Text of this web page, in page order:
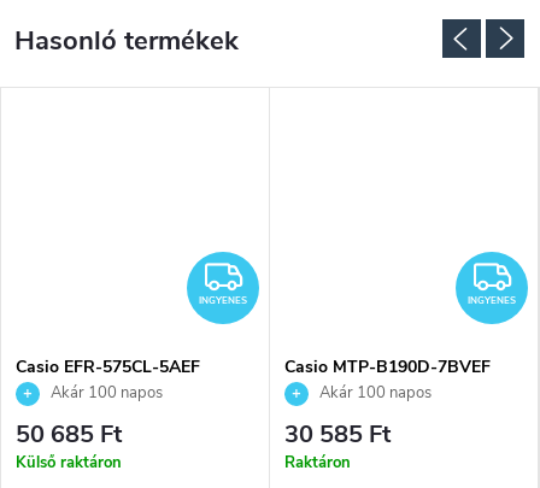
INGYENES
INGYENES
Casio EFR-575CL-5AEF
karóraAkár 100 napos
visszaküldési lehetőség. Hivatalos
márkakereskedő.
50 685 Ft
Külső raktáron
INGYENES
Casio MTP-B190D-7BVEF
karóraAkár 100 napos
visszaküldési lehetőség. Hivatalos
márkakereskedő.
30 585 Ft
Raktáron